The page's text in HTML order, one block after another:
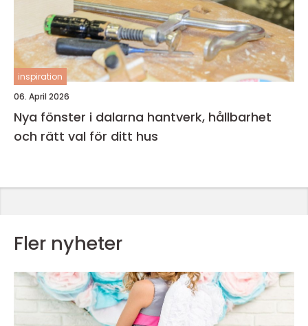
inspiration
06. April 2026
Nya fönster i dalarna hantverk, hållbarhet
och rätt val för ditt hus
Fler nyheter